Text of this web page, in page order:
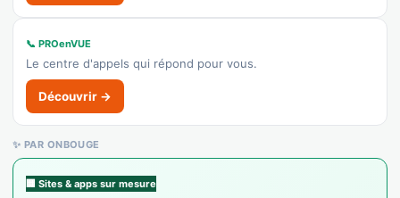
Concession / vente auto
Afficher le n°
🌐 Voir le site
👉 C'est votre commerce ?
Midas Cáceres C.C. Ruta de la Plata
Garage
📞 PROenVUE
Le centre d'appels qui répond pour vous.
Découvrir →
✨ PAR ONBOUGE
🏢 Sites & apps sur mesure